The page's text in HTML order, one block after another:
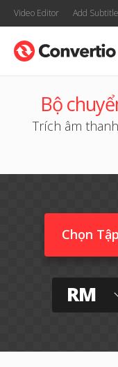
Video Editor Add
Bộ
Trích âm
Chọn
RM